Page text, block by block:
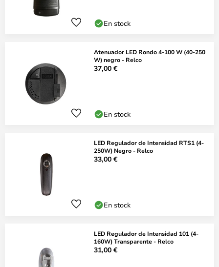
En stock
Atenuador LED Rondo 4-100 W (40-250
W) negro - Relco
37,00 €
En stock
LED Regulador de Intensidad RTS1 (4-
250W) Negro - Relco
33,00 €
En stock
LED Regulador de Intensidad 101 (4-
160W) Transparente - Relco
31,00 €